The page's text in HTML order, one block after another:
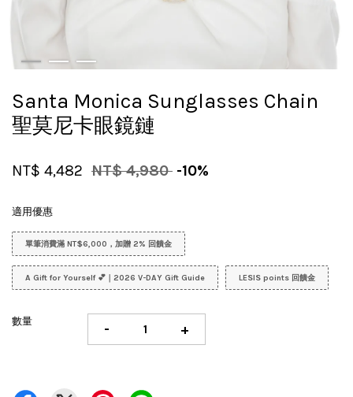
Santa Monica Sunglasses Chain
聖莫尼卡眼鏡鏈
NT$ 4,482 NT$ 4,980 -10%
適用優惠
單筆消費滿 NT$6,000，加贈 2% 回饋金
A Gift for Yourself 💕｜2026 V-DAY Gift Guide LESIS points 回饋金
數量 - +